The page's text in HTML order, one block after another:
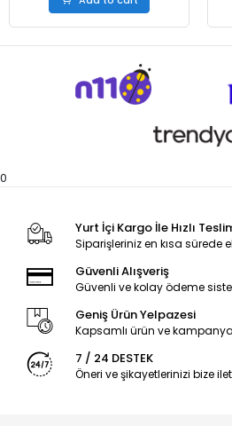
0
Yurt İçi Kargo İle Hızlı
Siparişleriniz en kısa sürede
Güvenli Alışveriş
Güvenli ve kolay ödeme
Geniş Ürün Yelpazesi
Kapsamlı ürün ve
7 / 24 DESTEK
Öneri ve şikayetlerinizi bize